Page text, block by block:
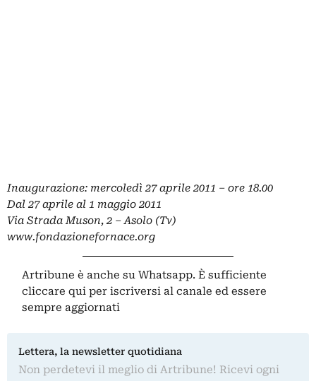
Inaugurazione: mercoledì 27 aprile 2011 – ore 18.00
Dal 27 aprile al 1 maggio 2011
Via Strada Muson, 2 – Asolo (Tv)
www.fondazionefornace.org
Artribune è anche su Whatsapp. È sufficiente
cliccare qui per iscriversi al canale ed essere
sempre aggiornati
Lettera, la newsletter quotidiana
Non perdetevi il meglio di Artribune! Ricevi ogni